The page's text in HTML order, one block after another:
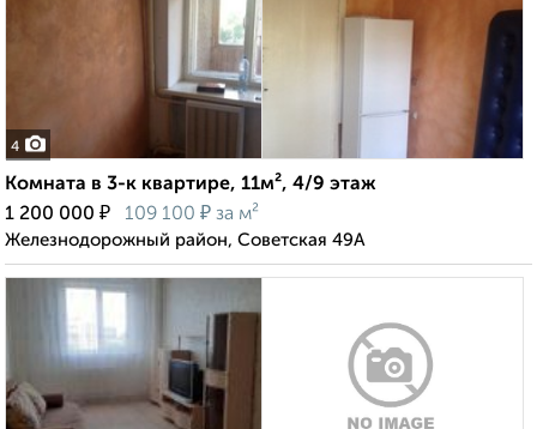
4
Комната в 3-к квартире, 11м², 4/9 этаж
1 200 000 ₽ 109 100 ₽ за м²
Железнодорожный район, Советская 49А